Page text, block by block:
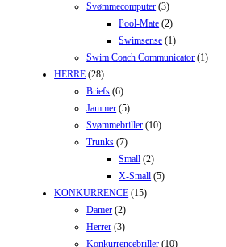
Svømmecomputer (3)
Pool-Mate (2)
Swimsense (1)
Swim Coach Communicator (1)
HERRE (28)
Briefs (6)
Jammer (5)
Svømmebriller (10)
Trunks (7)
Small (2)
X-Small (5)
KONKURRENCE (15)
Damer (2)
Herrer (3)
Konkurrencebriller (10)